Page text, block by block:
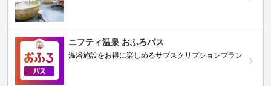
ニフティ温泉 おふろパス
温浴施設をお得に楽しめるサブスクリプションプラン